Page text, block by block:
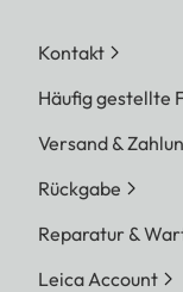
Kontakt
Häufig gestellte
Versand &
Rückgabe
Reparatur &
Leica Account